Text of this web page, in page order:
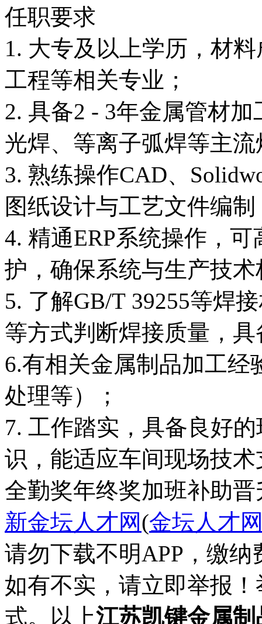
任职要求
1. 大专及以上学历，材
工程等相关专业；
2. 具备2 - 3年金属管材
光焊、等离子弧焊等主
3. 熟练操作CAD、
图纸设计与工艺文件编制
4. 精通ERP系统操作，
护，确保系统与生产技
5. 了解GB/T 39255等焊
等方式判断焊接质量，
6.有相关金属制品加工
处理等）；
7. 工作踏实，具备良好
识，能适应车间现场技
全勤奖年终奖加班补助晋
新金坛人才网(金坛人才
请勿下载不明APP，缴
如有不实，请立即举报
式。以上江苏凯键金属